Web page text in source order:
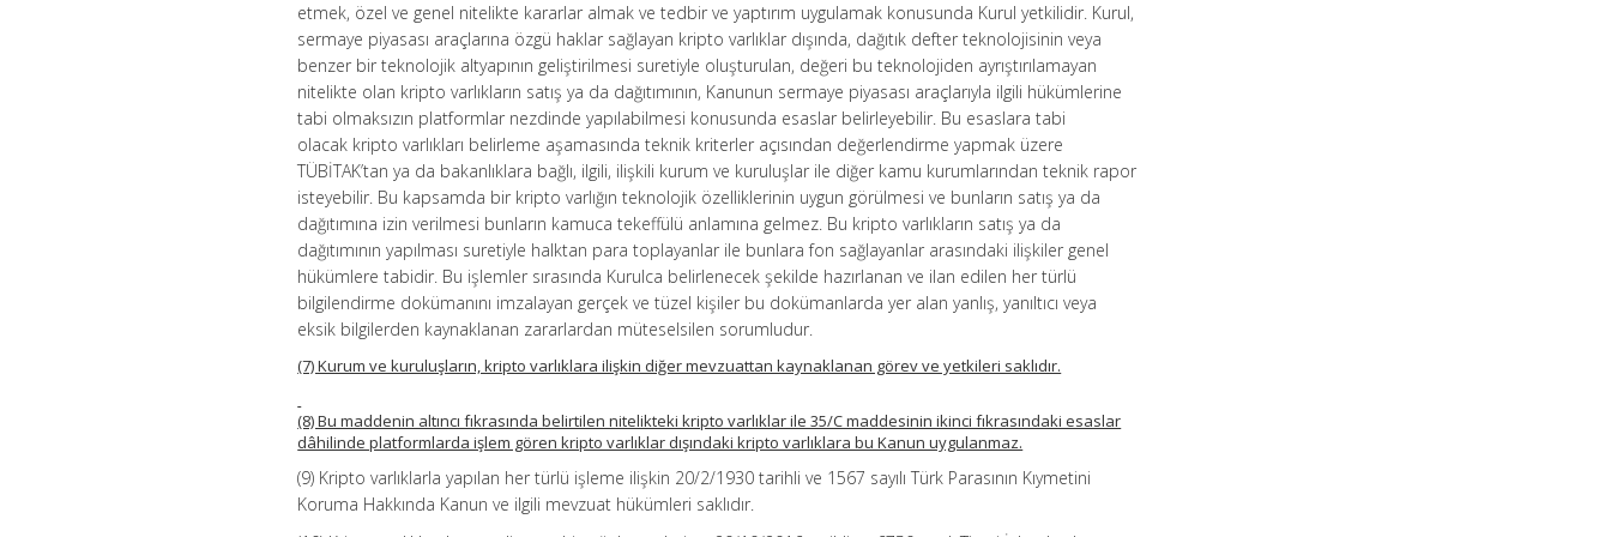
etmek, özel ve genel nitelikte kararlar almak ve tedbir ve yaptırım uygulamak konusunda Kurul yetkilidir. Kurul,
sermaye piyasası araçlarına özgü haklar sağlayan kripto varlıklar dışında, dağıtık defter teknolojisinin veya
benzer bir teknolojik altyapının geliştirilmesi suretiyle oluşturulan, değeri bu teknolojiden ayrıştırılamayan
nitelikte olan kripto varlıkların satış ya da dağıtımının, Kanunun sermaye piyasası araçlarıyla ilgili hükümlerine
tabi olmaksızın platformlar nezdinde yapılabilmesi konusunda esaslar belirleyebilir. Bu esaslara tabi
olacak kripto varlıkları belirleme aşamasında teknik kriterler açısından değerlendirme yapmak üzere
TÜBİTAK’tan ya da bakanlıklara bağlı, ilgili, ilişkili kurum ve kuruluşlar ile diğer kamu kurumlarından teknik rapor
isteyebilir. Bu kapsamda bir kripto varlığın teknolojik özelliklerinin uygun görülmesi ve bunların satış ya da
dağıtımına izin verilmesi bunların kamuca tekeffülü anlamına gelmez. Bu kripto varlıkların satış ya da
dağıtımının yapılması suretiyle halktan para toplayanlar ile bunlara fon sağlayanlar arasındaki ilişkiler genel
hükümlere tabidir. Bu işlemler sırasında Kurulca belirlenecek şekilde hazırlanan ve ilan edilen her türlü
bilgilendirme dokümanını imzalayan gerçek ve tüzel kişiler bu dokümanlarda yer alan yanlış, yanıltıcı veya
eksik bilgilerden kaynaklanan zararlardan müteselsilen sorumludur.
(7) Kurum ve kuruluşların, kripto varlıklara ilişkin diğer mevzuattan kaynaklanan görev ve yetkileri saklıdır.
(8) Bu maddenin altıncı fıkrasında belirtilen nitelikteki kripto varlıklar ile 35/C maddesinin ikinci fıkrasındaki esaslar
dâhilinde platformlarda işlem gören kripto varlıklar dışındaki kripto varlıklara bu Kanun uygulanmaz.
(9) Kripto varlıklarla yapılan her türlü işleme ilişkin 20/2/1930 tarihli ve 1567 sayılı Türk Parasının Kıymetini
Koruma Hakkında Kanun ve ilgili mevzuat hükümleri saklıdır.